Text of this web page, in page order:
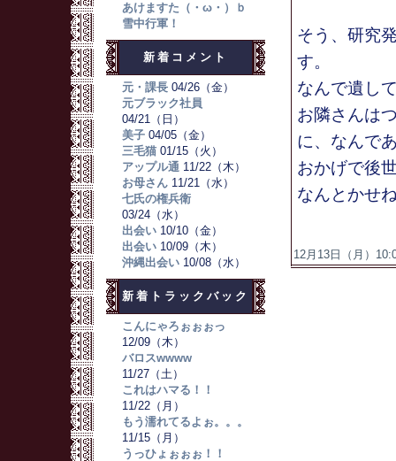
あけますた（・ω・）ｂ
雪中行軍！
新着コメント
元・課長04/26（金）
元ブラック社員
04/21（日）
美子04/05（金）
三毛猫01/15（火）
アップル通11/22（木）
お母さん11/21（水）
七氏の権兵衛
03/24（水）
出会い10/10（金）
出会い10/09（木）
沖縄出会い10/08（水）
新着トラックバック
こんにゃろぉぉぉっ
12/09（木）
バロスwwww
11/27（土）
これはハマる！！
11/22（月）
もう濡れてるよぉ。。。
11/15（月）
うっひょぉぉぉ！！
そう、研究
す。
なんで遺し
お隣さんは
に、なんで
おかげで後
なんとかせ
12月13日（月）